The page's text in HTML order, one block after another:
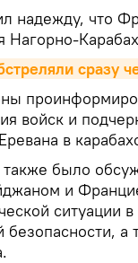
надежду, что
Нагорно-
сразу
войск и
в
также было
и
ситуации
безопасности, а